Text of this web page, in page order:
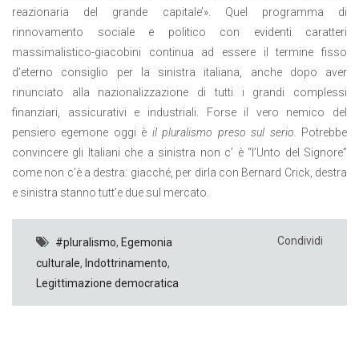
reazionaria del grande capitale’». Quel programma di
rinnovamento sociale e politico con evidenti caratteri
massimalistico-giacobini continua ad essere il termine fisso
d’eterno consiglio per la sinistra italiana, anche dopo aver
rinunciato alla nazionalizzazione di tutti i grandi complessi
finanziari, assicurativi e industriali. Forse il vero nemico del
pensiero egemone oggi è il pluralismo preso sul serio. Potrebbe
convincere gli Italiani che a sinistra non c’ è “l’Unto del Signore”
come non c’è a destra: giacché, per dirla con Bernard Crick, destra
e sinistra stanno tutt’e due sul mercato.
#pluralismo, Egemonia
culturale, Indottrinamento,
Legittimazione democratica
Condividi